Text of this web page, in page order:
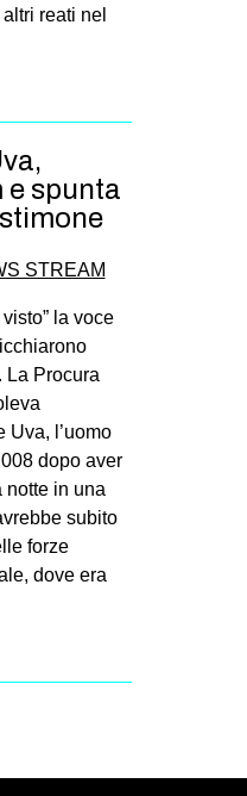
reati nel
e spunta
STREAM
la voce
La Procura
Uva, l’uomo
dopo aver
notte in una
subito
forze
dove era